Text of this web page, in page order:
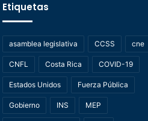
Etiquetas
asamblea legislativa CCSS cne
CNFL Costa Rica COVID-19
Estados Unidos Fuerza Pública
Gobierno INS MEP